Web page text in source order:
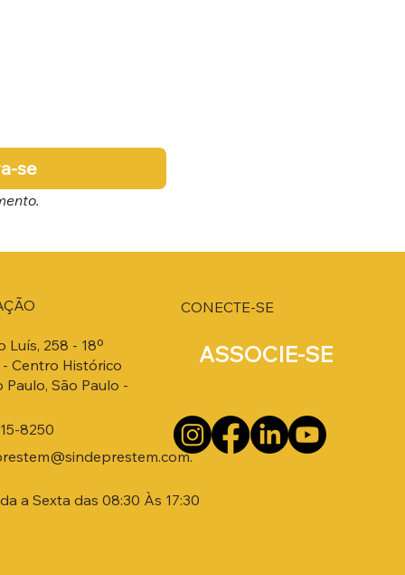
se
Luís, 258 - 18º
Centro Histórico
Paulo, São Paulo -
8250
a Sexta das 08:30 Às 17:30
ASSOCIE-SE
CONECTE-SE